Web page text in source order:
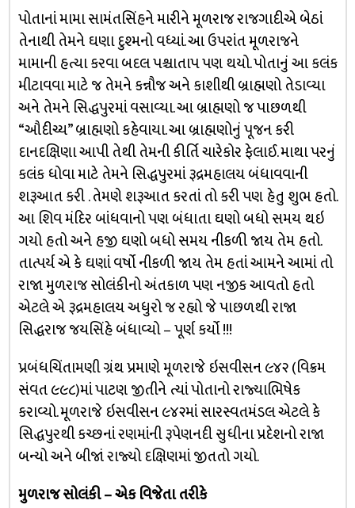
પોતાનાં મામા સામંતસિંહને મારીને મૂળરાજ રાજગાદીએ બેઠાં
તેનાથી તેમને ઘણા દુશ્મનો વધ્યાં. આ ઉપરાંત મૂળરાજને
મામાની હત્યા કરવા બદલ પશ્ચાતાપ પણ થયો. પોતાનું આ કલંક
મીટાવવા માટે જ તેમને કન્નૌજ અને કાશીથી બ્રાહ્મણો તેડાવ્યા
અને તેમને સિદ્ધપુરમાં વસાવ્યા. આ બ્રાહ્મણો જ પાછળથી
“ઔદીચ્ય” બ્રાહ્મણો કહેવાયા. આ બ્રાહ્મણોનું પૂજન કરી
દાનદક્ષિણા આપી તેથી તેમની કીર્તિ ચારેકોર ફેલાઈ. માથા પરનું
કલંક ધોવા માટે તેમને સિદ્ધપુરમાં રૂદ્રમહાલય બંધાવવાની
શરૂઆત કરી . તેમણે શરૂઆત કરતાં તો કરી પણ હેતુ શુભ હતો.
આ શિવ મંદિર બાંધવાનો પણ બંધાતા ઘણો બધો સમય થઇ
ગયો હતો અને હજી ઘણો બધો સમય નીકળી જાય તેમ હતો.
તાત્પર્ય એ કે ઘણાં વર્ષો નીકળી જાય તેમ હતાં આમને આમાં તો
રાજા મુળરાજ સોલંકીનો અંતકાળ પણ નજીક આવતો હતો
એટલે એ રૂદ્રમહાલય અધુરો જ રહ્યો જે પાછળથી રાજા
સિદ્ધરાજ જયસિંહે બંધાવ્યો – પૂર્ણ કર્યો !!!
પ્રબંધચિંતામણી ગ્રંથ પ્રમાણે મૂળરાજે ઇસવીસન ૯૪૨ (વિક્રમ
સંવત ૯૯૮)માં પાટણ જીતીને ત્યાં પોતાનો રાજ્યાભિષેક
કરાવ્યો. મૂળરાજે ઇસવીસન ૯૪૨માં સારસ્વતમંડલ એટલે કે
સિદ્ધપુરથી કચ્છનાં રણમાંની રૂપેણનદી સુધીના પ્રદેશનો રાજા
બન્યો અને બીજાં રાજ્યો દક્ષિણમાં જીતતો ગયો.
મુળરાજ સોલંકી – એક વિજેતા તરીકે